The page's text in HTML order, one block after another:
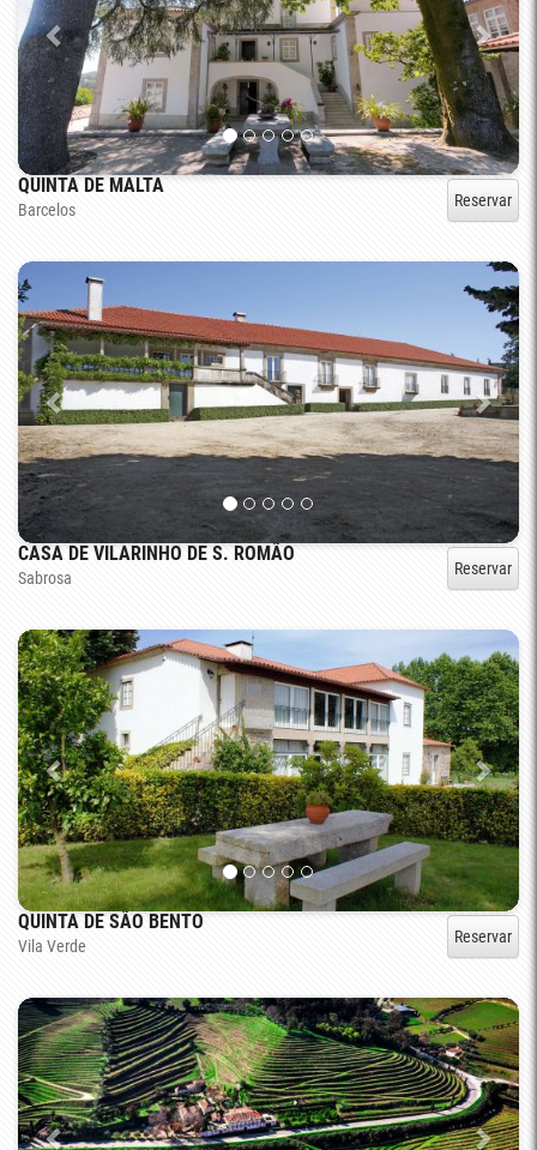
QUINTA DE MALTA
Barcelos Reservar
CASA DE VILARINHO DE S. ROMÃO
Sabrosa Reservar
QUINTA DE SÃO BENTO
Vila Verde Reservar